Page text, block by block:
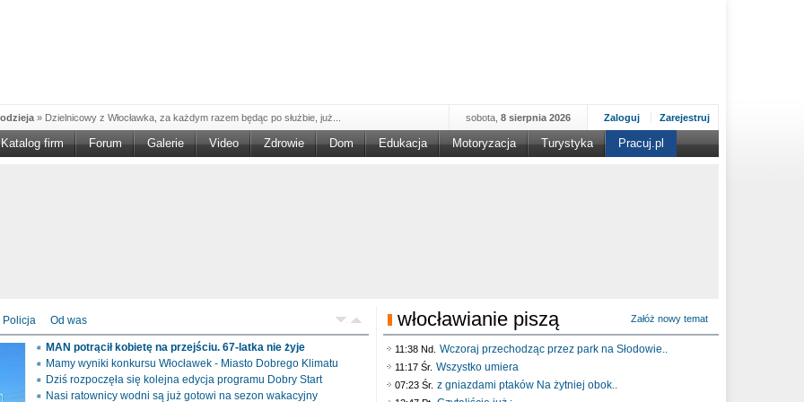
» Dzielnicowy z Włocławka, za każdym razem będąc po służbie, już...
w NGO'»Ruszył nabór w konkursie „Wsparcie Organizacji Wolontariatu w NGO –
» Od czerwca rozpoczął się nowy okres świadczeniowy 800 plus, który
» Policjanci ruchu drogowego przeprowadzili na drogach Włocławka i
Zaloguj Zarejestruj
sobota, 8 sierpnia 2026
Katalog firm Forum Galerie Video Zdrowie Dom Edukacja Motoryzacja Turystyka Pracuj.pl
Policja Od was
MAN potrącił kobietę na przejściu. 67-latka nie żyje
Mamy wyniki konkursu Włocławek - Miasto Dobrego Klimatu
Dziś rozpoczęła się kolejna edycja programu Dobry Start
Nasi ratownicy wodni są już gotowi na sezon wakacyjny
włocławianie piszą Załóż nowy temat
11:38 Nd. Wczoraj przechodząc przez park na Słodowie..
11:17 Śr. Wszystko umiera
07:23 Śr. z gniazdami ptaków Na żytniej obok..